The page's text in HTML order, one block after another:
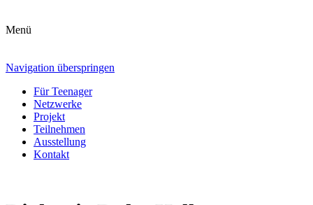
Menü
Navigation überspringen
Für Teenager
Netzwerke
Projekt
Teilnehmen
Ausstellung
Kontakt